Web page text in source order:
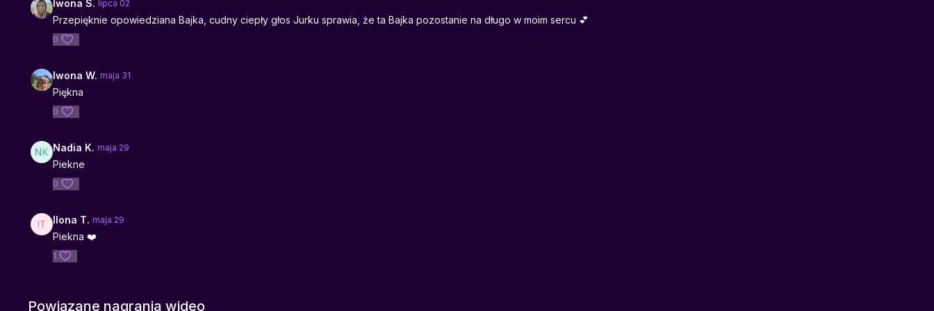
Iwona S. lipca 02
Przepięknie opowiedziana Bajka, cudny ciepły głos Jurku sprawia, że ta Bajka pozostanie na długo w moim sercu 💕
0
Iwona W. maja 31
Piękna
0
Nadia K. maja 29
Piekne
0
Ilona T. maja 29
Piekna ❤️
1
Powiązane nagrania wideo